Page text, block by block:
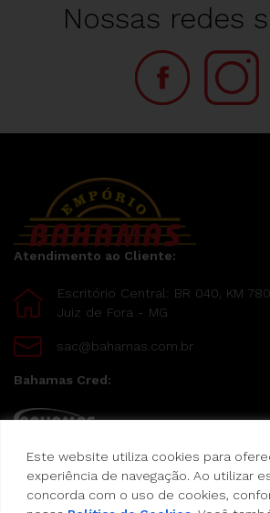
Este website utiliza cookies para
experiência de navegação. Ao utilizar
concorda com o uso de cookies,
Nossas redes
Atendimento ao Cliente:
Escritório Central: BR 040, KM
Juiz de Fora - MG
sac@bahamas.com.br
Bahamas Cred:
Pague suas compras com o Bahamas
Formas de pagamento: